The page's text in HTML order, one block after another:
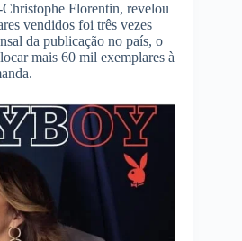
Florentin, revelou
vendidos foi três vezes
da publicação no país, o
mais 60 mil exemplares à